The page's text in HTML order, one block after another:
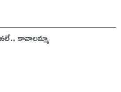
కావాలమ్మా